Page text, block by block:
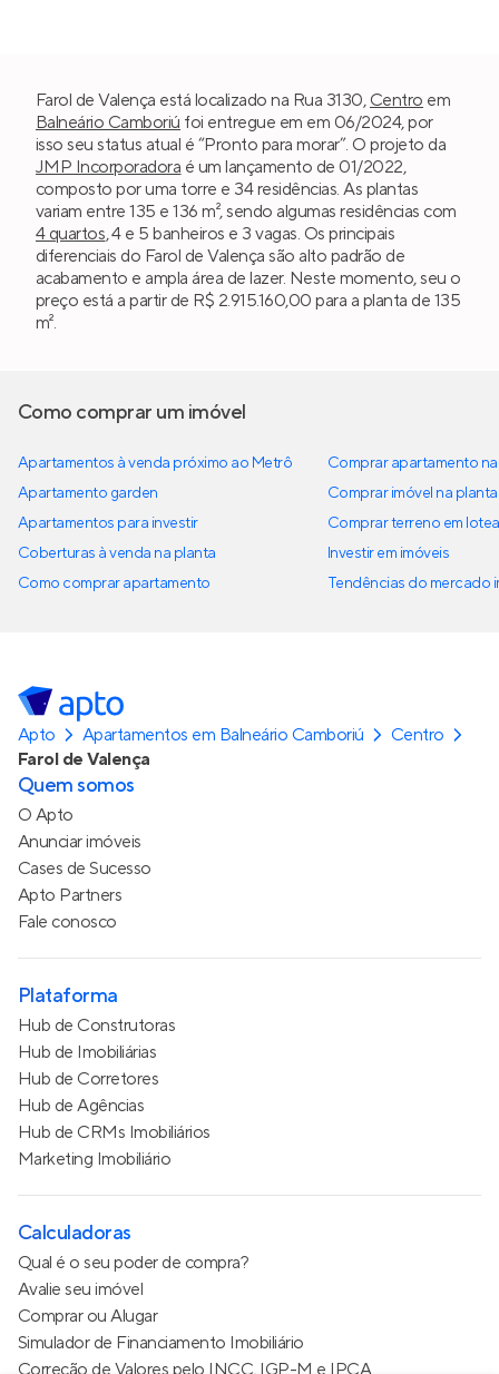
Farol de Valença está localizado na Rua 3130, Centro em
Balneário Camboriú foi entregue em em 06/2024, por
isso seu status atual é “Pronto para morar”. O projeto da
JMP Incorporadora é um lançamento de 01/2022,
composto por uma torre e 34 residências. As plantas
variam entre 135 e 136 m², sendo algumas residências com
4 quartos, 4 e 5 banheiros e 3 vagas. Os principais
diferenciais do Farol de Valença são alto padrão de
acabamento e ampla área de lazer. Neste momento, seu o
preço está a partir de R$ 2.915.160,00 para a planta de 135
m².
Como comprar um imóvel
Apartamentos à venda próximo ao Metrô
Apartamento garden
Apartamentos para investir
Coberturas à venda na planta
Como comprar apartamento
Comprar apartamento
Comprar imóvel na planta
Comprar terreno em
Investir em imóveis
Tendências do mercado
Apto Apartamentos em Balneário Camboriú
Centro
Farol de Valença
Quem somos
O Apto
Anunciar imóveis
Cases de Sucesso
Apto Partners
Fale conosco
Plataforma
Hub de Construtoras
Hub de Imobiliárias
Hub de Corretores
Hub de Agências
Hub de CRMs Imobiliários
Marketing Imobiliário
Calculadoras
Qual é o seu poder de compra?
Avalie seu imóvel
Comprar ou Alugar
Simulador de Financiamento Imobiliário
Correção de Valores pelo INCC, IGP-M e IPCA